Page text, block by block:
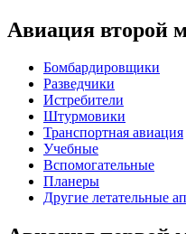
Авиация второй
Бомбардировщики
Разведчики
Истребители
Штурмовики
Транспортная авиация
Учебные
Вспомогательные
Планеры
Другие летательные